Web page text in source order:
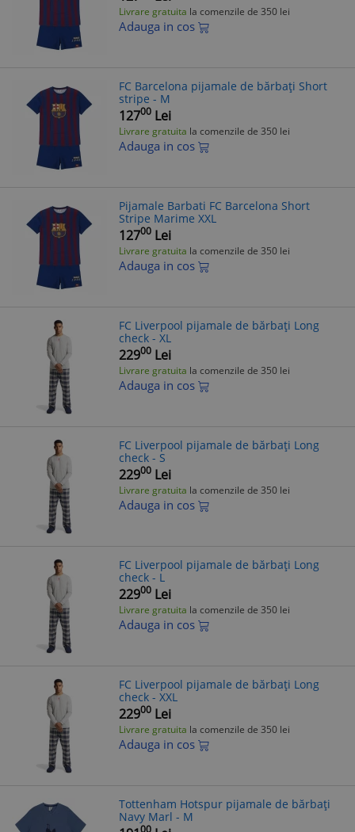
Livrare gratuita la comenzile de 350 lei
Adauga in cos
FC Barcelona pijamale de bărbați Short
stripe - M
12700 Lei
Livrare gratuita la comenzile de 350 lei
Adauga in cos
Pijamale Barbati FC Barcelona Short
Stripe Marime XXL
12700 Lei
Livrare gratuita la comenzile de 350 lei
Adauga in cos
FC Liverpool pijamale de bărbați Long
check - XL
22900 Lei
Livrare gratuita la comenzile de 350 lei
Adauga in cos
FC Liverpool pijamale de bărbați Long
check - S
22900 Lei
Livrare gratuita la comenzile de 350 lei
Adauga in cos
FC Liverpool pijamale de bărbați Long
check - L
22900 Lei
Livrare gratuita la comenzile de 350 lei
Adauga in cos
FC Liverpool pijamale de bărbați Long
check - XXL
22900 Lei
Livrare gratuita la comenzile de 350 lei
Adauga in cos
Tottenham Hotspur pijamale de bărbați
Navy Marl - M